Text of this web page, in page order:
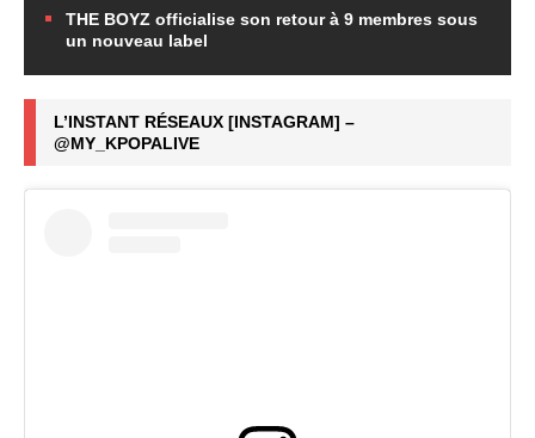
THE BOYZ officialise son retour à 9 membres sous
un nouveau label
L’INSTANT RÉSEAUX [INSTAGRAM] –
@MY_KPOPALIVE